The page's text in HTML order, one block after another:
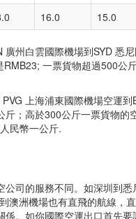
16.0 15.0
州白雲國際機場到SYD 悉
一票貨物超過500公
上海浦東國際機場空運
；高於300公斤一票貨物
民幣一公斤.
司的服務不同。如深圳到
澳洲機場也有直飛的航線，
。如你國際空運出口首先